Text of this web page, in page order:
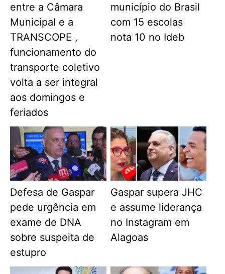
entre a Câmara
Municipal e a
TRANSCOPE ,
funcionamento do
transporte coletivo
volta a ser integral
aos domingos e
feriados
município do Brasil
com 15 escolas
nota 10 no Ideb
Defesa de Gaspar
pede urgência em
exame de DNA
sobre suspeita de
estupro
Gaspar supera JHC
e assume liderança
no Instagram em
Alagoas